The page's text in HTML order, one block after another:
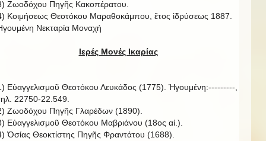
Ζωοδόχου Πηγῆς Κακοπέρατου.
Κοιμήσεως Θεοτόκου Μαραθοκάμπου, ἔτος ἱδρύσεως 1887.
Νεκταρία Μοναχή
Ιερές Μονές Ικαρίας
Εὐαγγελισμοῦ Θεοτόκου Λευκάδος (1775). Ἡγουμένη:---------,
22750-22.549.
Ζωοδόχου Πηγῆς Γλαρέδων (1890).
Εὐαγγελισμοῦ Θεοτόκου Μαβριάνου (18ος αἰ.).
Ὁσίας Θεοκτίστης Πηγῆς Φραντάτου (1688).